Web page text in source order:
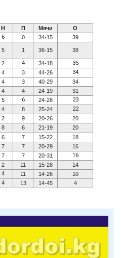
Н П Мячи
О
6 0 34-15 39
5 1 36-15 38
2 4 34-18 35
4 3 44-26 34
4 3 40-29
34
4 4 24-19
31
5 6 24-28 23
4 8 25-24 22
2 9 20-26
20
8 6 21-19
20
6 7 15-22
18
7 7 20-29
16
7 7 20-31 16
2 11 15-28
14
4 11 14-26
10
4 13 14-45 4